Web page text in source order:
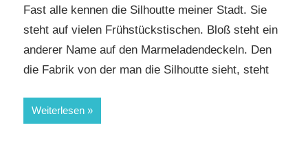
Fast alle kennen die Silhoutte meiner Stadt. Sie
steht auf vielen Frühstückstischen. Bloß steht ein
anderer Name auf den Marmeladendeckeln. Den
die Fabrik von der man die Silhoutte sieht, steht
Weiterlesen